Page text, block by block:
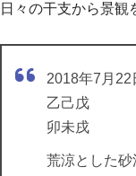
日々の干支から景観
2018年7月22
乙己戊
卯未戌
荒涼とした